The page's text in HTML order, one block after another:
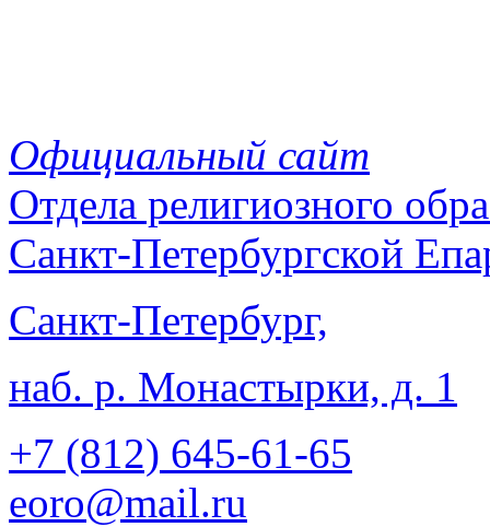
Официальный сайт
Отдела религиозного
Санкт-Петербургской
Санкт-Петербург,
наб. р. Монастырки, д. 1
+7 (812) 645-61-65
eoro@mail.ru